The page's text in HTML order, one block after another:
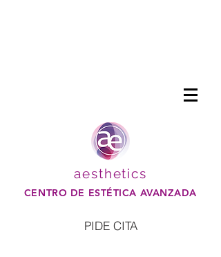
aesthetics
CENTRO DE ESTÉTICA AVANZADA
PIDE CITA